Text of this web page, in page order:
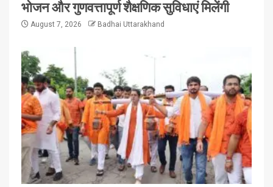
भोजन और गुणवत्तापूर्ण शैक्षणिक सुविधाएं मिलेंगी
August 7, 2026 Badhai Uttarakhand